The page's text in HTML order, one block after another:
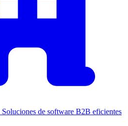
Soluciones de software B2B eficientes